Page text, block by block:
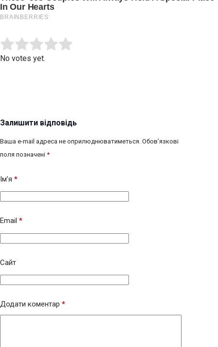
Rate this item:
No votes yet.
Залишити відповідь
Ваша e-mail адреса не оприлюднюватиметься. Обов’язкові
поля позначені *
Ім’я *
Email *
Сайт
Додати коментар *